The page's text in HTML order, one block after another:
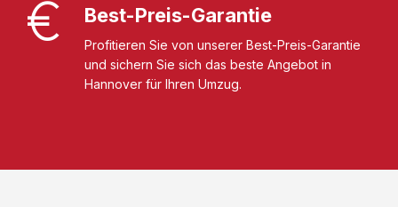
Best-Preis-Garantie
Profitieren Sie von unserer Best-Preis-Garantie
und sichern Sie sich das beste Angebot in
Hannover für Ihren Umzug.